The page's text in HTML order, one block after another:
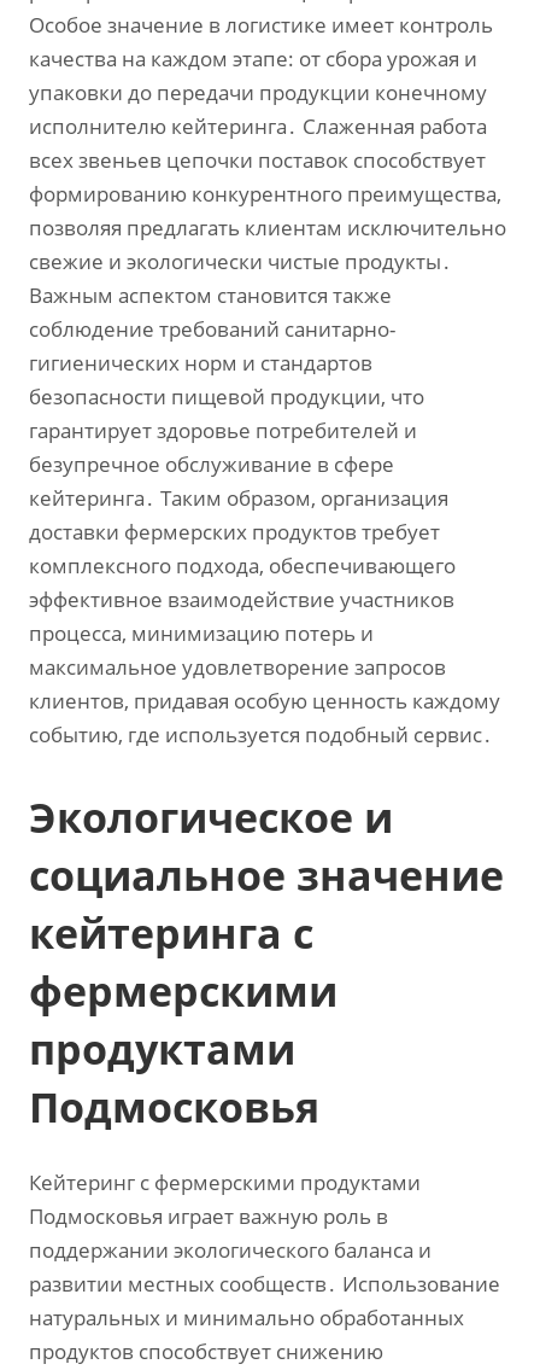
Особое значение в логистике имеет контроль
качества на каждом этапе: от сбора урожая и
упаковки до передачи продукции конечному
исполнителю кейтеринга․ Слаженная работа
всех звеньев цепочки поставок способствует
формированию конкурентного преимущества‚
позволяя предлагать клиентам исключительно
свежие и экологически чистые продукты․
Важным аспектом становится также
соблюдение требований санитарно-
гигиенических норм и стандартов
безопасности пищевой продукции‚ что
гарантирует здоровье потребителей и
безупречное обслуживание в сфере
кейтеринга․ Таким образом‚ организация
доставки фермерских продуктов требует
комплексного подхода‚ обеспечивающего
эффективное взаимодействие участников
процесса‚ минимизацию потерь и
максимальное удовлетворение запросов
клиентов‚ придавая особую ценность каждому
событию‚ где используется подобный сервис․
Экологическое и
социальное значение
кейтеринга с
фермерскими
продуктами
Подмосковья
Кейтеринг с фермерскими продуктами
Подмосковья играет важную роль в
поддержании экологического баланса и
развитии местных сообществ․ Использование
натуральных и минимально обработанных
продуктов способствует снижению